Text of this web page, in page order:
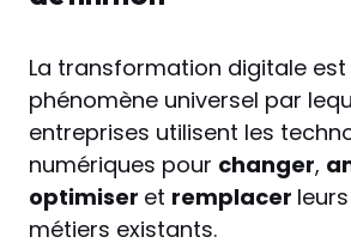
La transformation digitale est
phénomène universel par
entreprises utilisent les
numériques pour changer,
optimiser et remplacer
métiers existants.